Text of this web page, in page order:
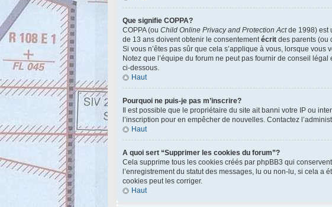
Que signifie COPPA?
COPPA (ou Child Online Privacy and Protection Actde 1998) est
de 13 ans doivent obtenir le consentementécrit des parents (ou
Si vous n’êtes pas sûr que cela s’applique à vous, lorsque
Notez que l’équipe du forum ne peut pas fournir de conseil
ci-dessous.
Haut
Pourquoi ne puis-je pas m’inscrire?
Il est possible que le propriétaire du site ait banni votre IP ou
l’inscription pour en empêcher de nouvelles. Contactez
Haut
A quoi sert “Supprimer les cookies du forum”?
Cela supprime tous les cookies créés par phpBB3 qui
l’enregistrement du statut des messages, lu ou non-lu, si cela
cookies peut les corriger.
Haut